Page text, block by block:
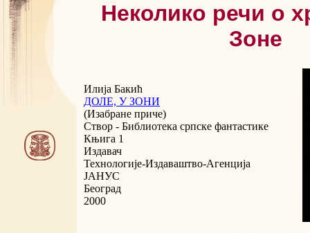
Неколико речи о
Зоне
Илија Бакић
ДОЛЕ, У ЗОНИ
(Изабране приче)
Створ - Библиотека српске фантастике
Књига 1
Издавач
Технологије-Издаваштво-Агенција
ЈАНУС
Београд
2000